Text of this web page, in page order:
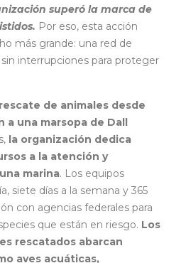
superó la marca de
Por eso, esta acción
más grande: una red de
interrupciones para proteger
de animales desde
a una marsopa de Dall
la organización dedica
a la atención y
marina. Los equipos
siete días a la semana y 365
con agencias federales para
que están en riesgo. Los
rescatados abarcan
aves acuáticas,